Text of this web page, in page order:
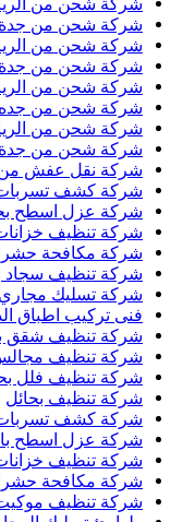
شركة شحن من
شركة شحن من جدة
شركة شحن من
شركة شحن من جدة
شركة شحن من
شركة شحن من جده
شركة شحن من
شركة شحن من جدة
شركة نقل عفش من
شركة كشف تسربات
شركة عزل اسطح
شركة تنظيف خزانات
شركة مكافحة
شركة تنظيف سجاد
شركة تسليك مجاري
فنى تركيب اطباق
شركة تنظيف شقق
شركة تنظيف
شركة تنظيف فلل
شركة تنظيف بحائل
شركة كشف تسربات
شركة عزل اسطح
شركة تنظيف خزانات
شركة مكافحة
شركة تنظيف موكيت